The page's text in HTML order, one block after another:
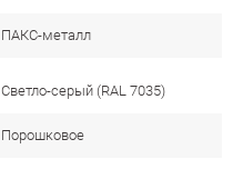
ПАКС-металл
Cветло-серый (RAL 7035)
Порошковое